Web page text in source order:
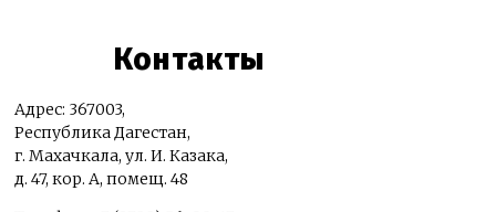
Контакты
Адрес: 367003,
Республика Дагестан,
г. Махачкала, ул. И. Казака,
д. 47, кор. А, помещ. 48